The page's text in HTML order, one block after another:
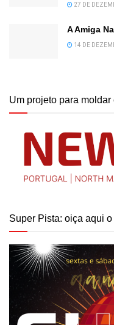
27 DE
A Amiga
14 DE
Um projeto para
Super Pista: oiça aqui